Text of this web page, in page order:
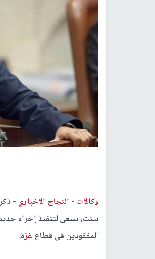
وكالات - النجاح الإخباري -
بينت، يسعى لتنفيذ إجراء
المفقودين في قطاع غزة.